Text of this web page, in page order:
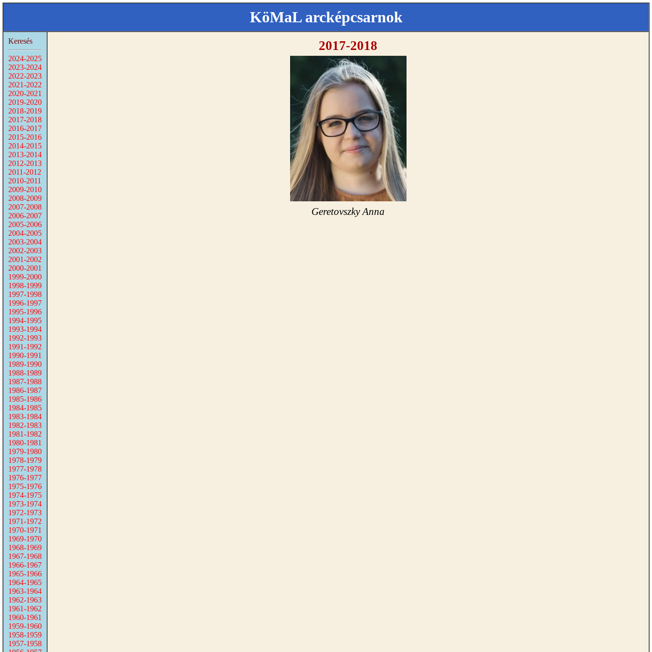
KöMaL arcképcsarnok
Keresés
2024-2025
2023-2024
2022-2023
2021-2022
2020-2021
2019-2020
2018-2019
2017-2018
2016-2017
2015-2016
2014-2015
2013-2014
2012-2013
2011-2012
2010-2011
2009-2010
2008-2009
2007-2008
2006-2007
2005-2006
2004-2005
2003-2004
2002-2003
2001-2002
2000-2001
1999-2000
1998-1999
1997-1998
1996-1997
1995-1996
1994-1995
1993-1994
1992-1993
1991-1992
1990-1991
1989-1990
1988-1989
1987-1988
1986-1987
1985-1986
1984-1985
1983-1984
1982-1983
1981-1982
1980-1981
1979-1980
1978-1979
1977-1978
1976-1977
1975-1976
1974-1975
1973-1974
1972-1973
1971-1972
1970-1971
1969-1970
1968-1969
1967-1968
1966-1967
1965-1966
1964-1965
1963-1964
1962-1963
1961-1962
1960-1961
1959-1960
1958-1959
1957-1958
2017-2018
Geretovszky Anna